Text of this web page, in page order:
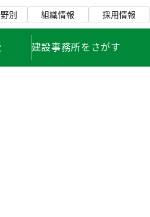
別 組織情報 採用情報
建設事務所をさがす